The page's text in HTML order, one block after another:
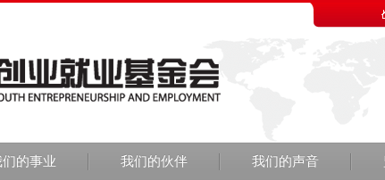
们的事业 我们的伙伴 我们的声音